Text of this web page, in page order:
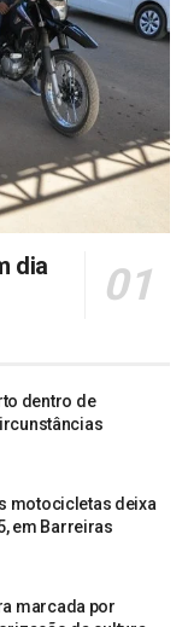
dia
dentro de
motocicletas deixa
em Barreiras
marcada por